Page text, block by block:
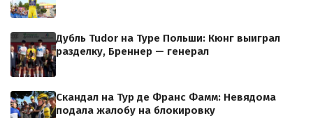
Дубль Tudor на Туре Польши: Кюнг выиграл
разделку, Бреннер — генерал
Скандал на Тур де Франс Фамм: Невядома
подала жалобу на блокировку